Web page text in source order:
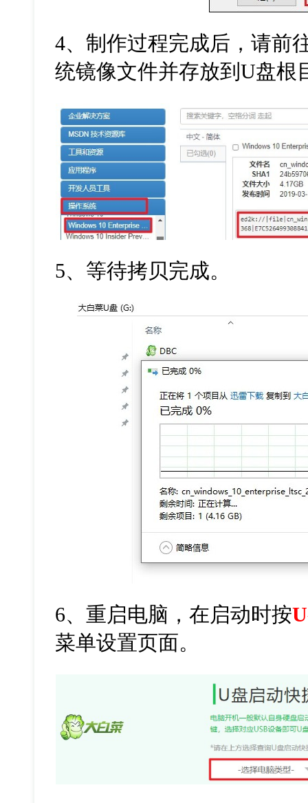
4、制作过程完成后，请前
统镜像文件并存放到U盘根
5、等待拷贝完成。
6、重启电脑，在启动时按
菜单设置页面。